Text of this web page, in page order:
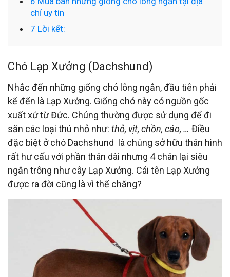
chỉ uy tín
7 Lời kết:
Chó Lạp Xưởng (Dachshund)
Nhắc đến những giống chó lông ngắn, đầu tiên phải
kể đến là Lạp Xưởng. Giống chó này có nguồn gốc
xuất xứ từ Đức. Chúng thường được sử dụng để đi
săn các loại thú nhỏ như: thỏ, vịt, chồn, cáo, … Điều
đặc biệt ở chó Dachshund là chúng sở hữu thân hình
rất hư cấu với phần thân dài nhưng 4 chân lại siêu
ngắn trông như cây Lạp Xưởng. Cái tên Lạp Xưởng
được ra đời cũng là vì thế chăng?